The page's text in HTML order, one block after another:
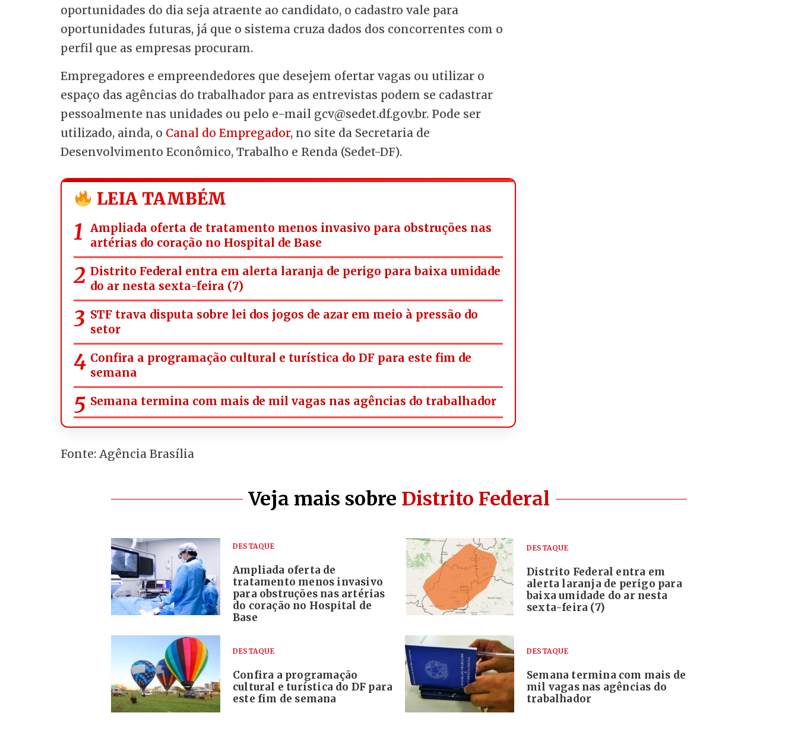
oportunidades do dia seja atraente ao candidato, o cadastro vale para
oportunidades futuras, já que o sistema cruza dados dos concorrentes com o
perfil que as empresas procuram.
Empregadores e empreendedores que desejem ofertar vagas ou utilizar o
espaço das agências do trabalhador para as entrevistas podem se cadastrar
pessoalmente nas unidades ou pelo e-mail gcv@sedet.df.gov.br. Pode ser
utilizado, ainda, o Canal do Empregador, no site da Secretaria de
Desenvolvimento Econômico, Trabalho e Renda (Sedet-DF).
LEIA TAMBÉM
Ampliada oferta de tratamento menos invasivo para obstruções nas
artérias do coração no Hospital de Base
Distrito Federal entra em alerta laranja de perigo para baixa umidade
do ar nesta sexta-feira (7)
STF trava disputa sobre lei dos jogos de azar em meio à pressão do
setor
Confira a programação cultural e turística do DF para este fim de
semana
Semana termina com mais de mil vagas nas agências do trabalhador
Fonte: Agência Brasília
Veja mais sobre Distrito Federal
DESTAQUE
Ampliada oferta de
tratamento menos invasivo
para obstruções nas artérias
do coração no Hospital de
Base
DESTAQUE
Distrito Federal entra em
alerta laranja de perigo para
baixa umidade do ar nesta
sexta-feira (7)
DESTAQUE
Confira a programação
cultural e turística do DF para
este fim de semana
DESTAQUE
Semana termina com mais de
mil vagas nas agências do
trabalhador